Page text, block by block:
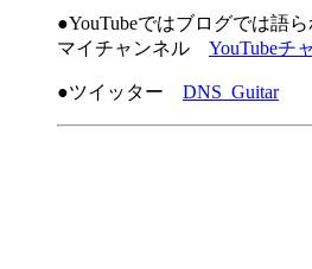
●YouTubeではブログでは語
マイチャンネル YouTubeチ
●ツイッター DNS_Guitar